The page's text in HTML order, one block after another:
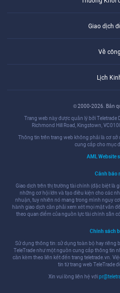
Giao dịch
Về
Lịch
© 2000-2026. Bản
Trang web này được quản lý bởi Teletrade
Richmond Hill Road, Kingstown,
Thông tin trên trang web không phải là cơ
cung cấp cho mục
AML Website
Cảnh báo
Giao dịch trên thị trường tài chính (đặc biệt là
những cơ hội lớn và tạo điều kiện cho các
nhuận, tuy nhiên nó mang trong mình nguy
hành giao dịch cần phải xem xét mọi mặt vấn
theo quan điểm của nguồn lực tài chính sẵn
Chính sách
Sử dụng thông tin: sử dụng toàn bộ hay riêng
TeleTrade như một nguồn cung cấp thông tin
cần kèm theo liên kết đến trang teletrade.vn.
tin từ trang web TeleTrade
Xin vui lòng liên hệ với